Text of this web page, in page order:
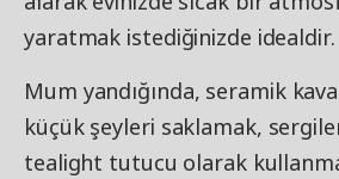
yaratmak istediğinizde idealdir.
Mum yandığında, seramik
küçük şeyleri saklamak,
tealight tutucu olarak